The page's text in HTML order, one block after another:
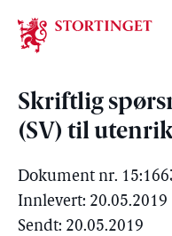
Stortinget.no
Skriftlig
(SV) til
Dokument nr.
Innlevert: 20.05.2019
Sendt: 20.05.2019